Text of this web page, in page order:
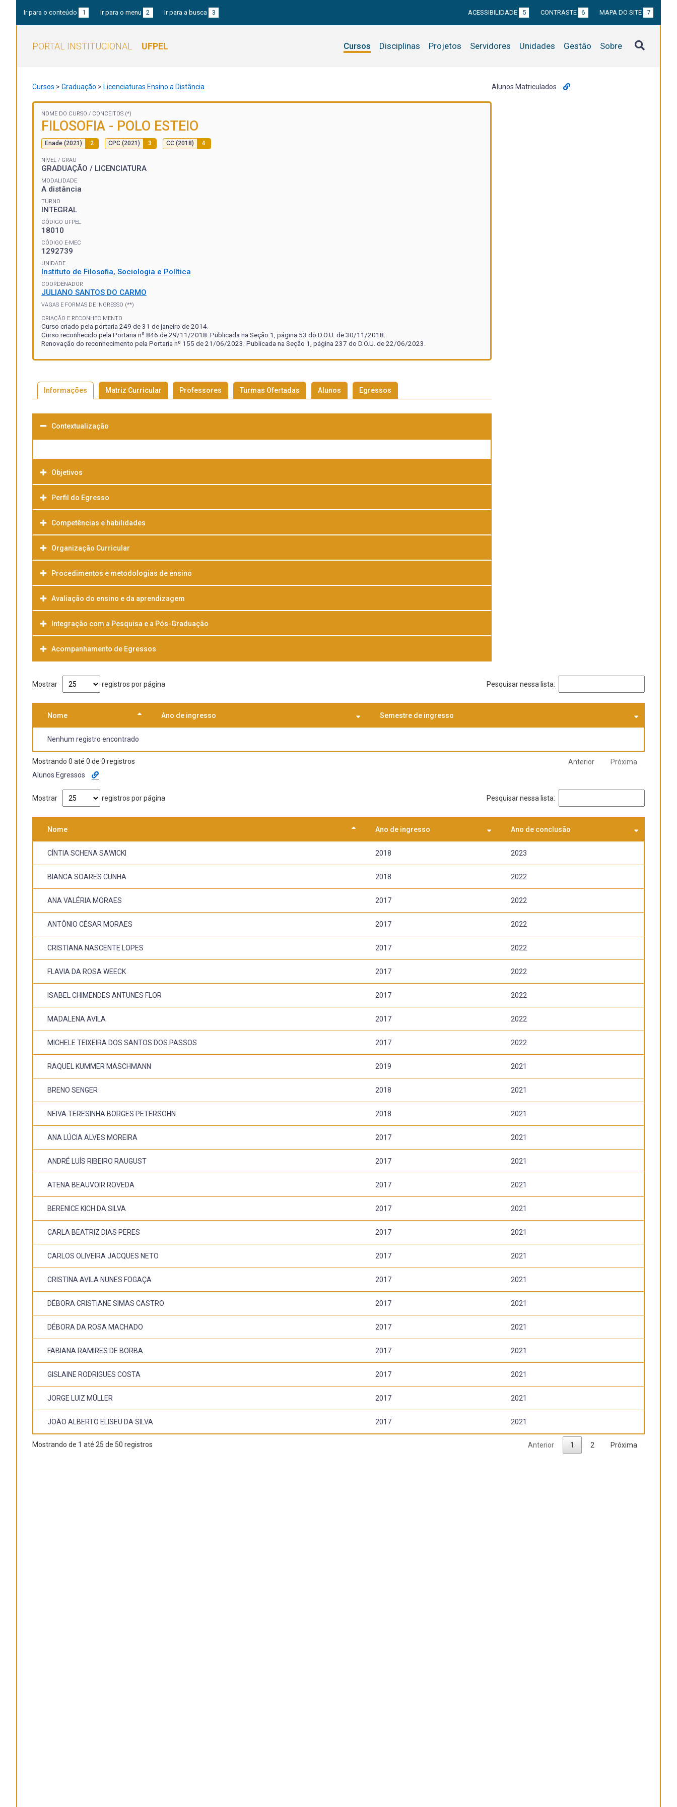
Ir para o conteúdo 1 Ir para o menu 2 Ir para a busca 3 ACESSIBILIDADE 5 CONTRASTE 6 MAPA DO SITE 7
PORTAL INSTITUCIONAL UFPEL Cursos Disciplinas Projetos Servidores Unidades Gestão Sobre
Cursos > Graduação > Licenciaturas Ensino a Distância
NOME DO CURSO / CONCEITOS (*)
FILOSOFIA - POLO ESTEIO
Enade (2021) 2 CPC (2021) 3 CC (2018) 4
NÍVEL / GRAU
GRADUAÇÃO / LICENCIATURA
MODALIDADE
A distância
TURNO
INTEGRAL
CÓDIGO UFPEL
18010
CÓDIGO E-MEC
1292739
UNIDADE
Instituto de Filosofia, Sociologia e Política
COORDENADOR
JULIANO SANTOS DO CARMO
VAGAS E FORMAS DE INGRESSO (**)
CRIAÇÃO E RECONHECIMENTO
Curso criado pela portaria 249 de 31 de janeiro de 2014.
Curso reconhecido pela Portaria nº 846 de 29/11/2018. Publicada na Seção 1, página 53 do D.O.U. de 30/11/2018.
Renovação do reconhecimento pela Portaria nº 155 de 21/06/2023. Publicada na Seção 1, página 237 do D.O.U. de 22/06/2023.
Informações Matriz Curricular Professores Turmas Ofertadas Alunos Egressos
Contextualização
Objetivos
Perfil do Egresso
Competências e habilidades
Organização Curricular
Procedimentos e metodologias de ensino
Avaliação do ensino e da aprendizagem
Integração com a Pesquisa e a Pós-Graduação
Acompanhamento de Egressos
Alunos Matriculados
Mostrar registros por página Pesquisar nessa lista:
Nome Ano de ingresso Semestre de ingresso
Nenhum registro encontrado
Mostrando 0 até 0 de 0 registros Anterior
Próxima
Alunos Egressos
Mostrar registros por página Pesquisar nessa lista:
Nome Ano de ingresso Ano de conclusão
CÍNTIA SCHENA SAWICKI 2018 2023
BIANCA SOARES CUNHA 2018 2022
ANA VALÉRIA MORAES 2017 2022
ANTÔNIO CÉSAR MORAES 2017 2022
CRISTIANA NASCENTE LOPES 2017 2022
FLAVIA DA ROSA WEECK 2017 2022
ISABEL CHIMENDES ANTUNES FLOR 2017 2022
MADALENA AVILA 2017 2022
MICHELE TEIXEIRA DOS SANTOS DOS PASSOS 2017 2022
RAQUEL KUMMER MASCHMANN 2019 2021
BRENO SENGER 2018 2021
NEIVA TERESINHA BORGES PETERSOHN 2018 2021
ANA LÚCIA ALVES MOREIRA 2017 2021
ANDRÉ LUÍS RIBEIRO RAUGUST 2017 2021
ATENA BEAUVOIR ROVEDA 2017 2021
BERENICE KICH DA SILVA 2017 2021
CARLA BEATRIZ DIAS PERES 2017 2021
CARLOS OLIVEIRA JACQUES NETO 2017 2021
CRISTINA AVILA NUNES FOGAÇA 2017 2021
DÉBORA CRISTIANE SIMAS CASTRO 2017 2021
DÉBORA DA ROSA MACHADO 2017 2021
FABIANA RAMIRES DE BORBA 2017 2021
GISLAINE RODRIGUES COSTA 2017 2021
JORGE LUIZ MÜLLER 2017 2021
JOÃO ALBERTO ELISEU DA SILVA 2017 2021
Mostrando de 1 até 25 de 50 registros Anterior 1 2 Próxima